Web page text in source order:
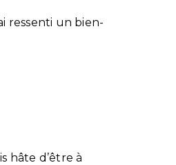
ressenti un bien-
hâte d’être à